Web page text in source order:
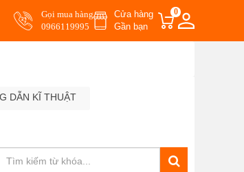
Gọi mua hàng
0966119995
Cửa hàng
Gần bạn
0
DẪN KĨ THUẬT